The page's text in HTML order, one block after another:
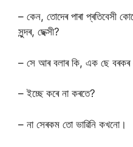
– কেন, তোদেৰ পাৰা প্ৰতিবেসী
সুন্দৰ, ছেক্সী?
– সে আৰ বলাৰ কি, এক ছে
– ইচ্ছে কৰে না কৰতে?
– না সেৰকম তো ভাৱিনি কখনো।